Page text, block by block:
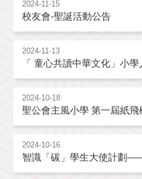
2024-11-15
校友會-聖誕活動公告
2024-11-13
「 童心共讀中華文化」小
2024-10-18
聖公會主風小學 第一屆紙飛
2024-10-16
智識「碳」學生大使計劃